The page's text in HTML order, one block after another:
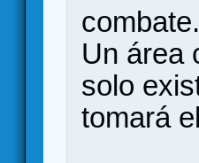
combate.
Un área
solo
tomará